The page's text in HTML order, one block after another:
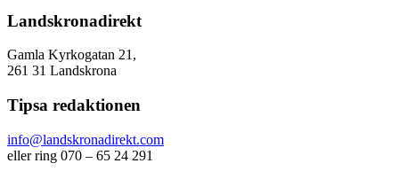
Landskronadirekt
Gamla Kyrkogatan 21,
261 31 Landskrona
Tipsa redaktionen
info@landskronadirekt.com
eller ring 070 – 65 24 291